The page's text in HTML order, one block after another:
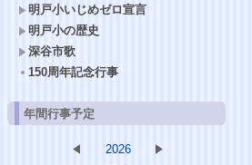
明戸小いじめゼロ宣言
明戸小の歴史
深谷市歌
150周年記念行事
年間行事予定
2026